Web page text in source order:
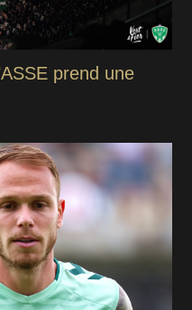
prend une